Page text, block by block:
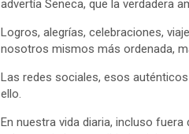
advertía Seneca, que la verdadera
Logros, alegrías, celebraciones,
nosotros mismos más ordenada,
Las redes sociales, esos
ello.
En nuestra vida diaria, incluso